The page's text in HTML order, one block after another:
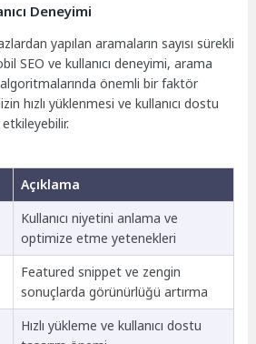
Deneyimi
yapılan aramaların sayısı sürekli
SEO ve kullanıcı deneyimi, arama
algoritmalarında önemli bir faktör
hızlı yüklenmesi ve kullanıcı dostu
etkileyebilir.
Açıklama
Kullanıcı niyetini anlama ve
optimize etme yetenekleri
Featured snippet ve zengin
sonuçlarda görünürlüğü artırma
Hızlı yükleme ve kullanıcı dostu